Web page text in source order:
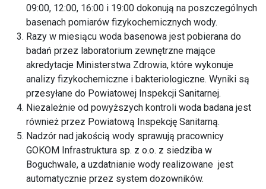
09:00, 12:00, 16:00 i 19:00 dokonują na poszczególnych
basenach pomiarów fizykochemicznych wody.
Razy w miesiącu woda basenowa jest pobierana do
badań przez laboratorium zewnętrzne mające
akredytacje Ministerstwa Zdrowia, które wykonuje
analizy fizykochemiczne i bakteriologiczne. Wyniki są
przesyłane do Powiatowej Inspekcji Sanitarnej.
Niezależnie od powyższych kontroli woda badana jest
również przez Powiatową Inspekcję Sanitarną.
Nadzór nad jakością wody sprawują pracownicy
GOKOM Infrastruktura sp. z o.o. z siedziba w
Boguchwale, a uzdatnianie wody realizowane jest
automatycznie przez system dozowników.